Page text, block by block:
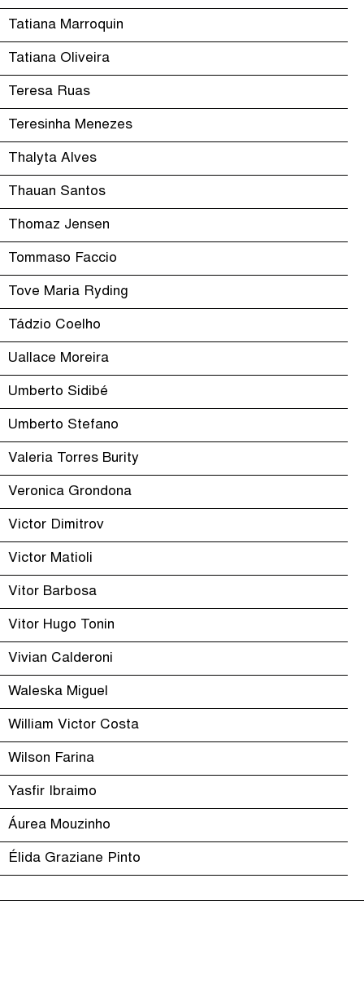
Tatiana Marroquin
Tatiana Oliveira
Teresa Ruas
Teresinha Menezes
Thalyta Alves
Thauan Santos
Thomaz Jensen
Tommaso Faccio
Tove Maria Ryding
Tádzio Coelho
Uallace Moreira
Umberto Sidibé
Umberto Stefano
Valeria Torres Burity
Veronica Grondona
Victor Dimitrov
Victor Matioli
Vitor Barbosa
Vitor Hugo Tonin
Vivian Calderoni
Waleska Miguel
William Victor Costa
Wilson Farina
Yasfir Ibraimo
Áurea Mouzinho
Élida Graziane Pinto